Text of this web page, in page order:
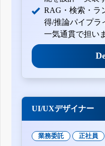
RAG・検索・ラ
得/推論パイプラ
一気通貫で担い
UI/UXデザイナー
業務委託 正社員